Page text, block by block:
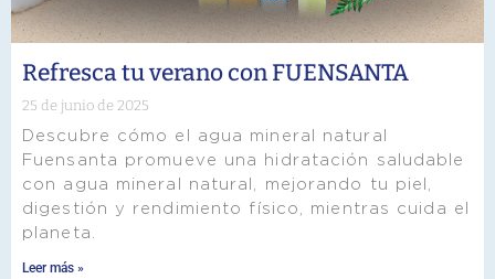
Refresca tu verano con FUENSANTA
25 de junio de 2025
Descubre cómo el agua mineral natural
Fuensanta promueve una hidratación saludable
con agua mineral natural, mejorando tu piel,
digestión y rendimiento físico, mientras cuida el
planeta.
Leer más »